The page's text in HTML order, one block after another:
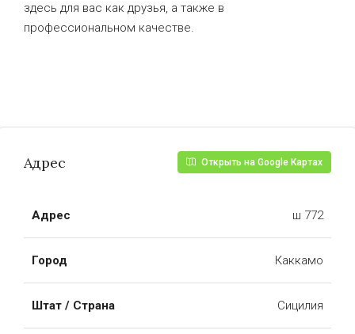
здесь для вас как друзья, а также в
профессиональном качестве.
Адрес Открыть на Google Картах
Адрес ш 772
Город Каккамо
Штат / Страна Сицилия